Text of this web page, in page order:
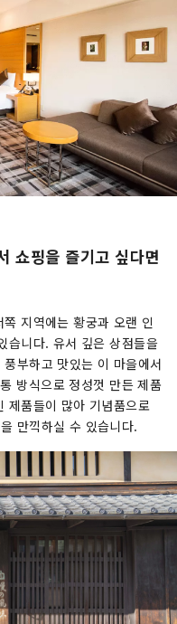
쇼핑을 즐기고 싶다면
지역에는 황궁과 오랜 인
습니다. 유서 깊은 상점들을
부하고 맛있는 이 마을에서
방식으로 정성껏 만든 제품
제품들이 많아 기념품으로
만끽하실 수 있습니다.